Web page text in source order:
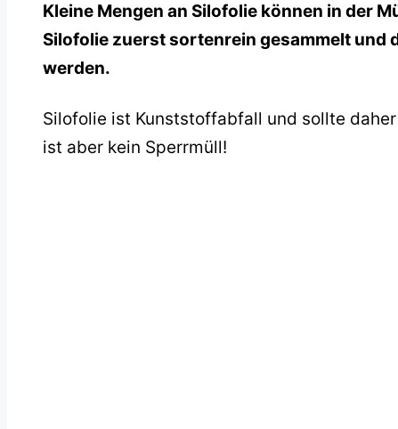
Kleine Mengen an Silofolie können in der
Silofolie zuerst sortenrein gesammelt
werden.
Silofolie ist Kunststoffabfall und sollte
ist aber kein Sperrmüll!